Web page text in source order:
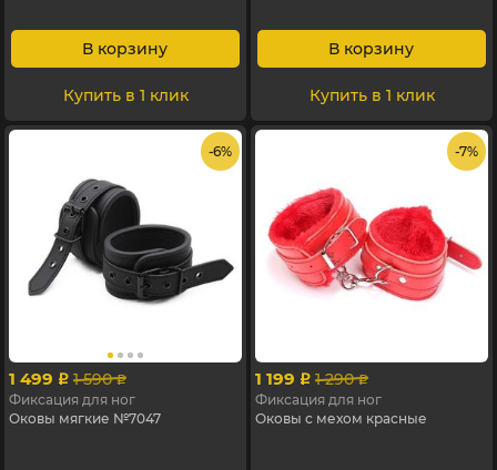
В корзину
Купить в 1 клик
В корзину
Купить в 1 клик
- 6%
1 499 p 1 590 p
Фиксация для ног
Оковы мягкие №7047
- 7%
1 199 p 1 290 p
Фиксация для ног
Оковы с мехом красные